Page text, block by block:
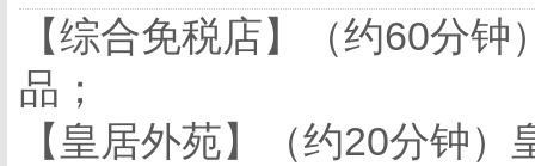
【综合免税店】（约60分
品；
【皇居外苑】（约20分钟